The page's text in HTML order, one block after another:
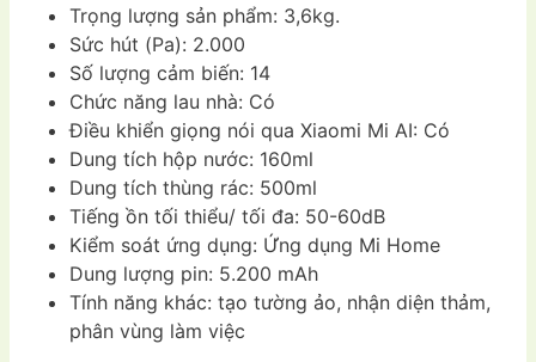
Trọng lượng sản phẩm: 3,6kg.
Sức hút (Pa): 2.000
Số lượng cảm biến: 14
Chức năng lau nhà: Có
Điều khiển giọng nói qua Xiaomi Mi AI: Có
Dung tích hộp nước: 160ml
Dung tích thùng rác: 500ml
Tiếng ồn tối thiểu/ tối đa: 50-60dB
Kiểm soát ứng dụng: Ứng dụng Mi Home
Dung lượng pin: 5.200 mAh
Tính năng khác: tạo tường ảo, nhận diện thảm,
phân vùng làm việc